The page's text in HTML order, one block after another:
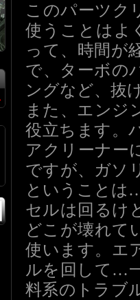
このパーツク
使うことはよ
って、時間が
で、ターボの
ングなど、抜
また、エンジ
役立ちます。
アクリーナー
ですが、ガソ
ということは
セルは回るけ
どこが壊れて
使います。エ
ルを回して…
料系のトラブ